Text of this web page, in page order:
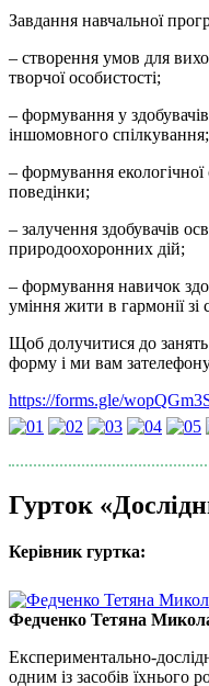
Завдання навчальної
– створення умов для
творчої особистості;
– формування у
іншомовного спілкування;
– формування екологічної
поведінки;
– залучення здобувачів
природоохоронних дій;
– формування навичок
уміння жити в гармонії зі
Щоб долучитися до занять
форму і ми вам
https://forms.gle/
Гурток
Керівник гуртка:
Федченко Тетяна
Експериментально-
одним із засобів